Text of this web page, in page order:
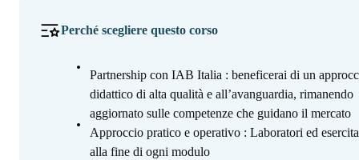
Perché scegliere questo corso
Partnership con IAB Italia : beneficerai di un
didattico di alta qualità e all’avanguardia, rimanendo
aggiornato sulle competenze che guidano il mercato
Approccio pratico e operativo : Laboratori ed
alla fine di ogni modulo